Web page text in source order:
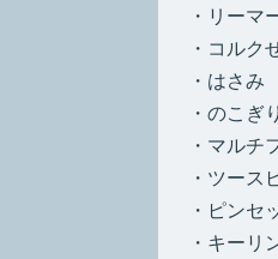
・リーマ
・コルク
・はさみ
・のこぎり
・マルチ
・ツース
・ピンセ
・キーリ